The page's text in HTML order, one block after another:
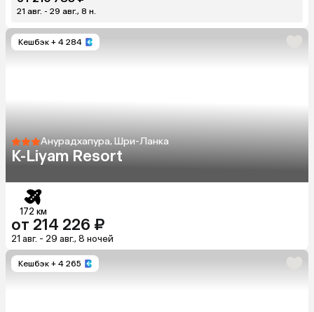
21 авг. - 29 авг., 8 н.
Кешбэк + 4 284
Анурадхапура, Шри-Ланка
K-Liyam Resort
172 км
от 214 226 ₽
21 авг. - 29 авг., 8 ночей
Кешбэк + 4 265